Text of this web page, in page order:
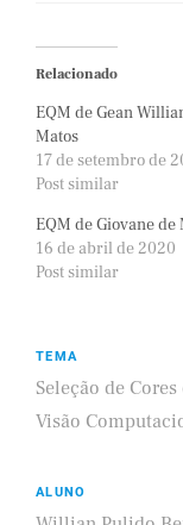
Relacionado
EQM de Gean
Matos
17 de setembro de
Post similar
EQM de Giovane de
16 de abril de 2020
Post similar
TEMA
Seleção de
Visão
ALUNO